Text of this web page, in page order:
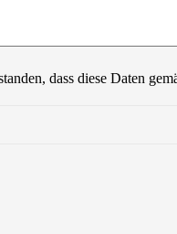
dass diese Daten